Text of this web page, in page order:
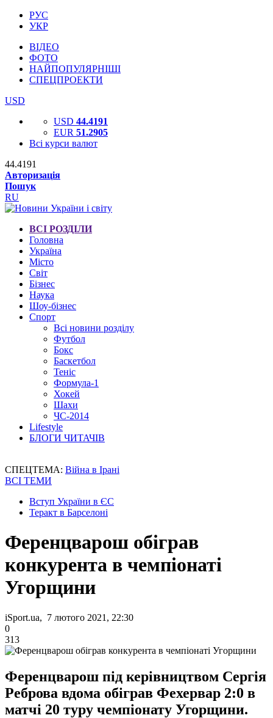
РУС
УКР
ВІДЕО
ФОТО
НАЙПОПУЛЯРНІШІ
СПЕЦПРОЕКТИ
USD
USD 44.4191
EUR 51.2905
Всі курси валют
44.4191
Авторизація
Пошук
RU
ВСІ РОЗДІЛИ
Головна
Україна
Місто
Світ
Бізнес
Наука
Шоу-бізнес
Спорт
Всі новини розділу
Футбол
Бокс
Баскетбол
Теніс
Формула-1
Хокей
Шахи
ЧС-2014
Lifestyle
БЛОГИ ЧИТАЧІВ
СПЕЦТЕМА: Війна в Ірані
ВСІ ТЕМИ
Вступ України в ЄС
Теракт в Барселоні
Ференцварош обіграв
конкурента в чемпіонаті
Угорщини
iSport.ua, 7 лютого 2021, 22:30
0
313
Ференцварош під керівництвом Сергія
Реброва вдома обіграв Фехервар 2:0 в
матчі 20 туру чемпіонату Угорщини.